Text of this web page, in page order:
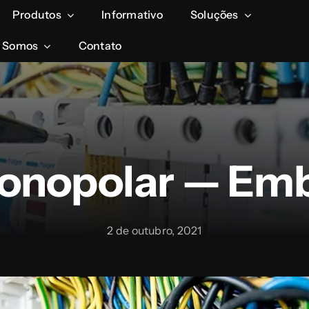
Produtos Informativo Soluções
Contato
Produtos Informativo Soluções
Contato
—
2 de outubro, 2021